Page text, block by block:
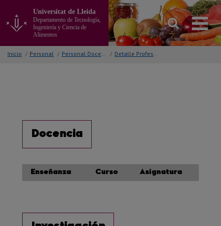
contenido
principal
de
Universitat de Lleida
Departamento de Tecnología,
Ingeniería y Ciencia de
Alimentos
Inicio / Personal / Personal Docente e Investigador / Detalle Profesor/a